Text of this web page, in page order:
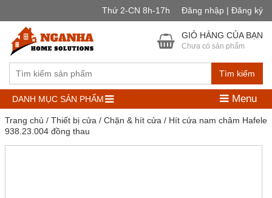
Thứ 2-CN 8h-17h Đăng nhập | Đăng ký
Tìm kiếm
GIỎ HÀNG CỦA BẠN
Chưa có sản phẩm
DANH MỤC SẢN PHẨM Menu
Trang chủ / Thiết bị cửa / Chặn & hít cửa / Hít cửa nam châm Hafele
938.23.004 đồng thau